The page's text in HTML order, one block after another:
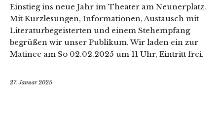
Einstieg ins neue Jahr im Theater am Neunerplatz.
Mit Kurzlesungen, Informationen, Austausch mit
Literaturbegeisterten und einem Stehempfang
begrüßen wir unser Publikum. Wir laden ein zur
Matinee am So 02.02.2025 um 11 Uhr, Eintritt frei.
27. Januar 2025